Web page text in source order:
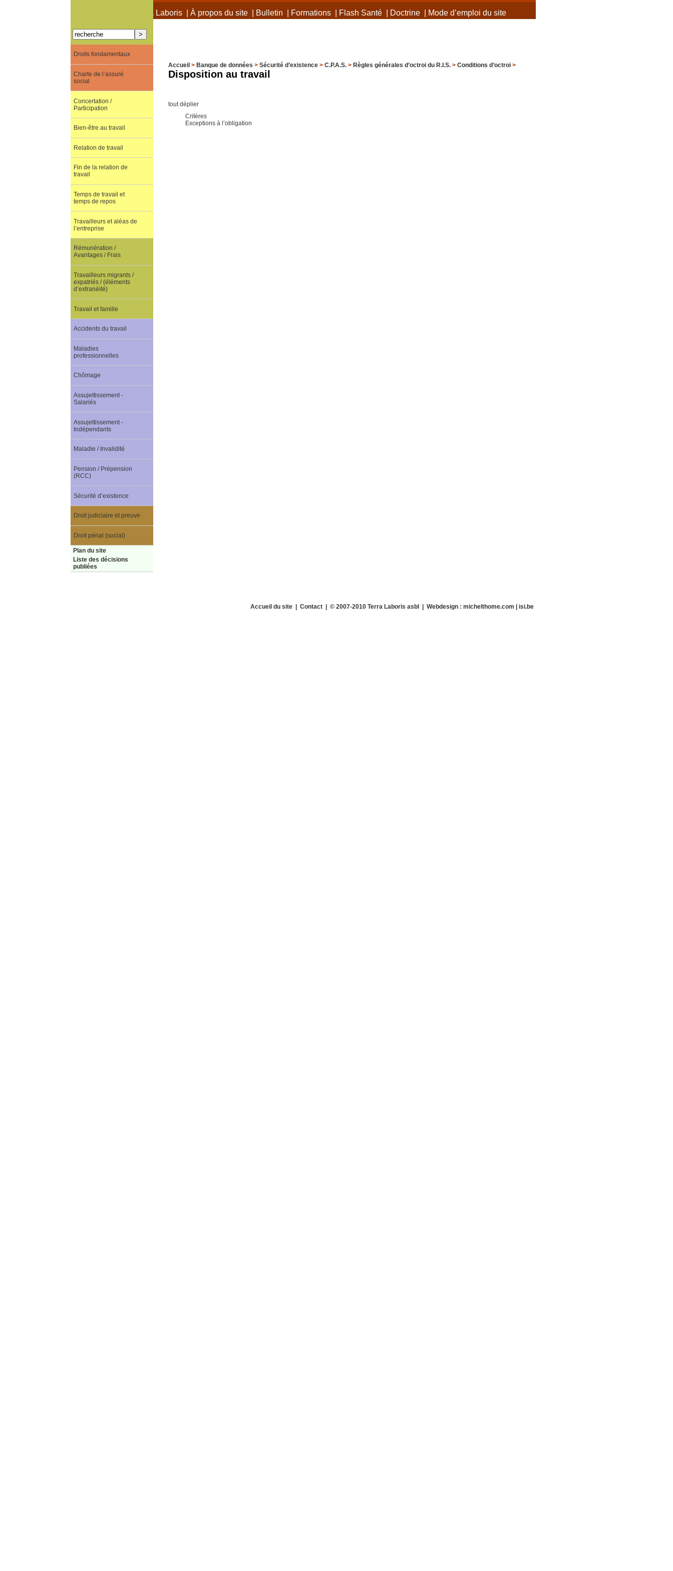
À propos de Terra Laboris| À propos du site| Bulletin Formations| Flash Santé| Doctrine| Mode d’emploi du site
Accueil > Banque de données > Sécurité d’existence> C.P.A.S.> Règles générales d’octroi du R.I.S.> Conditions d’octroi>
Disposition au travail
tout déplier
Critères
Exceptions à l’obligation
Droits fondamentaux
Charte de l’assuré
social
Concertation /
Participation
Bien-être au travail
Relation de travail
Fin de la relation de
travail
Temps de travail et
temps de repos
Travailleurs et aléas de
l’entreprise
Rémunération /
Avantages / Frais
Travailleurs migrants /
expatriés / (éléments
d’extranéité)
Travail et famille
Accidents du travail
Maladies
professionnelles
Chômage
Assujettissement -
Salariés
Assujettissement -
Indépendants
Maladie / Invalidité
Pension / Prépension
(RCC)
Sécurité d’existence
Droit judiciaire et preuve
Droit pénal (social)
Plan du site
Liste des décisions
publiées
Accueil du site| Contact| © 2007-2010 Terra Laboris asbl | Webdesign : michelthome.com | isi.be